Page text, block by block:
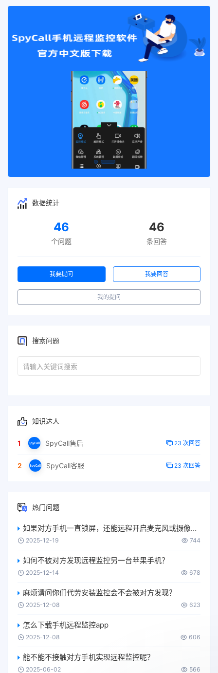
数据统计
46
个问题
46
条回答
我要提问 我要回答
我的提问
搜索问题
知识达人
1 SpyCall售后 23 次回答
2 SpyCall客服 23 次回答
热门问题
如果对方手机一直锁屏，还能远程开启麦克风或摄像头吗？
2025-12-19 744
如何不被对方发现远程监控另一台苹果手机？
2025-12-14 678
麻烦请问你们代劳安装监控会不会被对方发现？
2025-12-08 623
怎么下载手机远程监控app
2025-12-08 606
能不能不接触对方手机实现远程监控呢？
2025-06-02 566